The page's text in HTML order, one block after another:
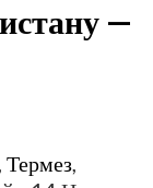
—
Термез,